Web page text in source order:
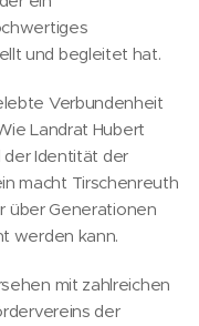
und begleitet hat.
Verbundenheit
Landrat Hubert
der Identität der
macht Tirschenreuth
über Generationen
werden kann.
mit zahlreichen
der